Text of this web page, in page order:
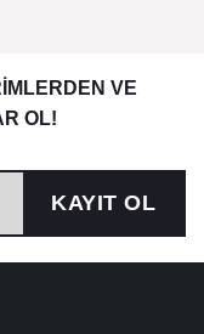
VE
OL!
KAYIT OL